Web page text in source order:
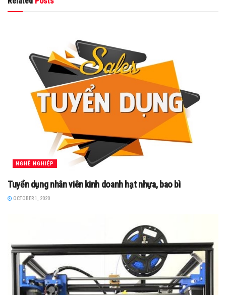
NGHỀ NGHIỆP
Tuyển dụng nhân viên kinh doanh hạt nhựa, bao bì
OCTOBER 1, 2020